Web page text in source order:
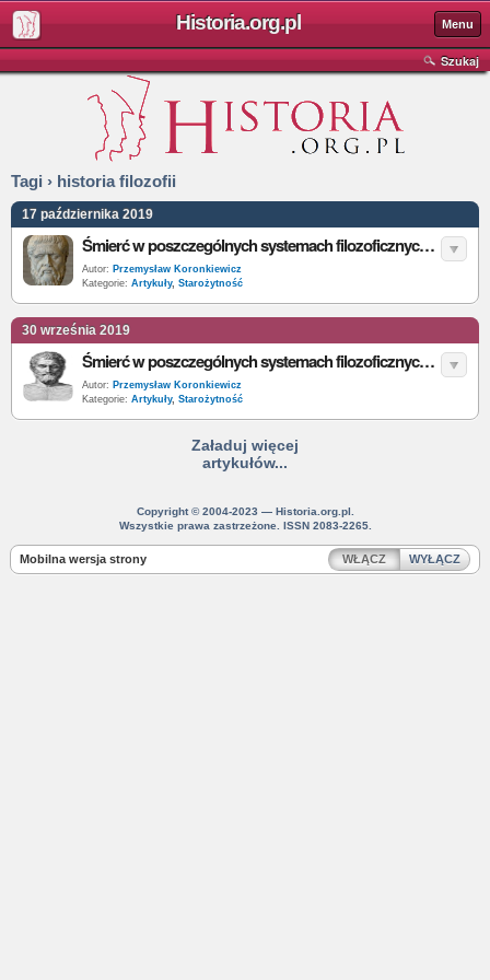
Historia.org.pl Menu
Szukaj
Tagi › historia filozofii
17 października 2019
Śmierć w poszczególnych systemach filozoficznych starożytnej Grecji. Część II – Platon i Arystoteles
Autor: Przemysław Koronkiewicz
Kategorie: Artykuły, Starożytność
30 września 2019
Śmierć w poszczególnych systemach filozoficznych starożytnej Grecji - presokratycy
Autor: Przemysław Koronkiewicz
Kategorie: Artykuły, Starożytność
Załaduj więcej
artykułów...
Copyright © 2004-2023 — Historia.org.pl.
Wszystkie prawa zastrzeżone. ISSN 2083-2265.
Mobilna wersja strony WŁĄCZ WYŁĄCZ